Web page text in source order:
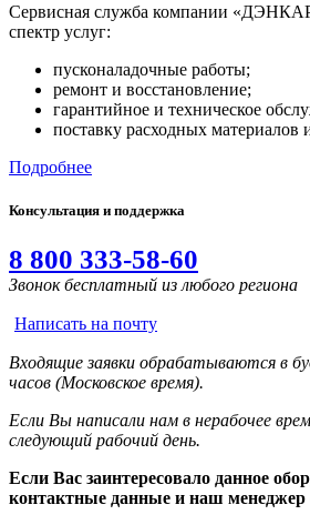
Сервисная служба компании
спектр услуг:
пусконаладочные работы;
ремонт и восстановление;
гарантийное и техническое
поставку расходных материалов
Подробнее
Консультация и поддержка
8 800 333-58-60
Звонок бесплатный из любого региона
Написать на почту
Входящие заявки обрабатываются в
часов (Московское время).
Если Вы написали нам в нерабочее
следующий рабочий день.
Если Вас заинтересовало данное
контактные данные и наш менеджер